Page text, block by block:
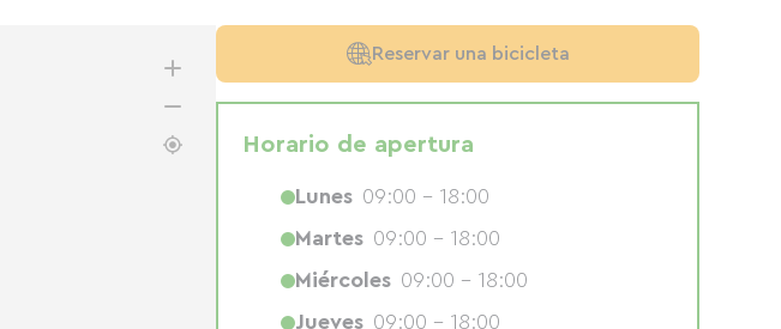
Reservar una bicicleta
Horario de apertura
Lunes 09:00 - 18:00
Martes 09:00 - 18:00
Miércoles 09:00 - 18:00
Jueves 09:00 - 18:00